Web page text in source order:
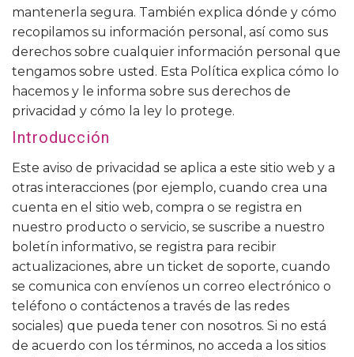
mantenerla segura. También explica dónde y cómo
recopilamos su información personal, así como sus
derechos sobre cualquier información personal que
tengamos sobre usted. Esta Política explica cómo lo
hacemos y le informa sobre sus derechos de
privacidad y cómo la ley lo protege.
Introducción
Este aviso de privacidad se aplica a este sitio web y a
otras interacciones (por ejemplo, cuando crea una
cuenta en el sitio web, compra o se registra en
nuestro producto o servicio, se suscribe a nuestro
boletín informativo, se registra para recibir
actualizaciones, abre un ticket de soporte, cuando
se comunica con envíenos un correo electrónico o
teléfono o contáctenos a través de las redes
sociales) que pueda tener con nosotros. Si no está
de acuerdo con los términos, no acceda a los sitios